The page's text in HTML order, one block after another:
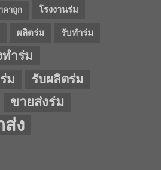
คาถูก โรงงานร่ม
ผลิตร่ม รับทำร่ม
ทำร่ม
ม
รับผลิตร่ม
ขายส่งร่ม
ส่ง